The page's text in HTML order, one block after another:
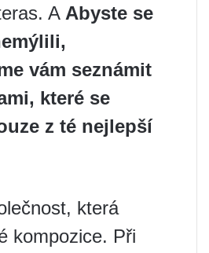
A Abyste se
vám seznámit
které se
z té nejlepší
která
kompozice. Při